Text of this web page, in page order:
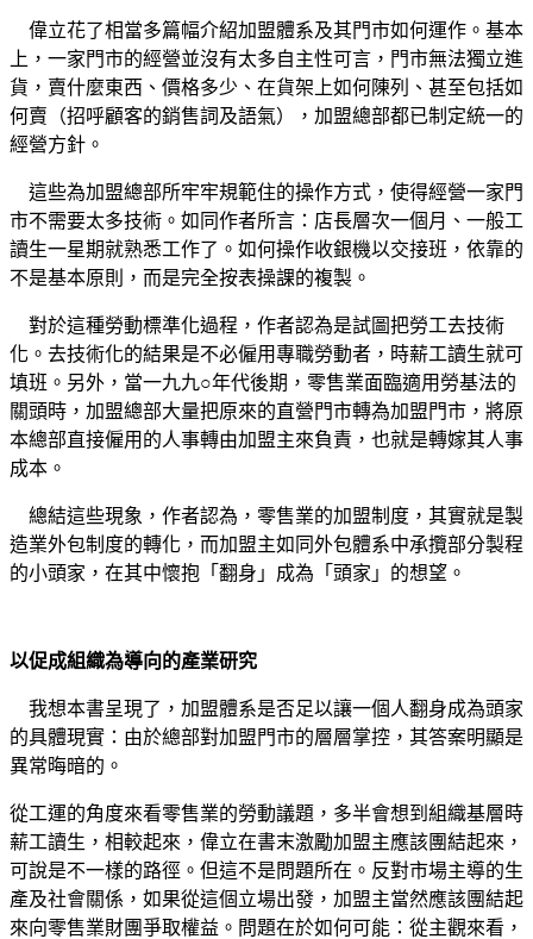
偉立花了相當多篇幅介紹加盟體系及其門市如何運作。基本
上，一家門市的經營並沒有太多自主性可言，門市無法獨立進
貨，賣什麼東西、價格多少、在貨架上如何陳列、甚至包括如
何賣（招呼顧客的銷售詞及語氣），加盟總部都已制定統一的
經營方針。
這些為加盟總部所牢牢規範住的操作方式，使得經營一家門
市不需要太多技術。如同作者所言：店長層次一個月、一般工
讀生一星期就熟悉工作了。如何操作收銀機以交接班，依靠的
不是基本原則，而是完全按表操課的複製。
對於這種勞動標準化過程，作者認為是試圖把勞工去技術
化。去技術化的結果是不必僱用專職勞動者，時薪工讀生就可
填班。另外，當一九九○年代後期，零售業面臨適用勞基法的
關頭時，加盟總部大量把原來的直營門市轉為加盟門市，將原
本總部直接僱用的人事轉由加盟主來負責，也就是轉嫁其人事
成本。
總結這些現象，作者認為，零售業的加盟制度，其實就是製
造業外包制度的轉化，而加盟主如同外包體系中承攬部分製程
的小頭家，在其中懷抱「翻身」成為「頭家」的想望。
以促成組織為導向的產業研究
我想本書呈現了，加盟體系是否足以讓一個人翻身成為頭家
的具體現實：由於總部對加盟門市的層層掌控，其答案明顯是
異常晦暗的。
從工運的角度來看零售業的勞動議題，多半會想到組織基層時
薪工讀生，相較起來，偉立在書末激勵加盟主應該團結起來，
可說是不一樣的路徑。但這不是問題所在。反對市場主導的生
產及社會關係，如果從這個立場出發，加盟主當然應該團結起
來向零售業財團爭取權益。問題在於如何可能：從主觀來看，